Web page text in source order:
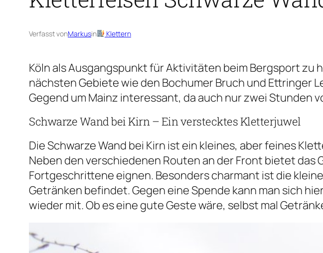
Verfasst vonMarkusin Klettern
Köln als Ausgangspunkt für Aktivitäten beim Bergsport zu
nächsten Gebiete wie den Bochumer Bruch und Ettringer
Gegend um Mainz interessant, da auch nur zwei Stunden
Schwarze Wand bei Kirn – Ein verstecktes Kletterjuwel
Die Schwarze Wand bei Kirn ist ein kleines, aber feines
Neben den verschiedenen Routen an der Front bietet
Fortgeschrittene eignen. Besonders charmant ist die
Getränken befindet. Gegen eine Spende kann man sich
wieder mit. Ob es eine gute Geste wäre, selbst mal